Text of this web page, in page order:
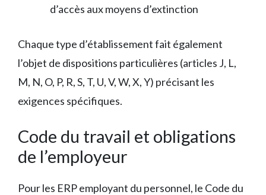
d’accès aux moyens d’extinction
Chaque type d’établissement fait également
l’objet de dispositions particulières (articles J, L,
M, N, O, P, R, S, T, U, V, W, X, Y) précisant les
exigences spécifiques.
Code du travail et obligations
de l’employeur
Pour les ERP employant du personnel, le Code du